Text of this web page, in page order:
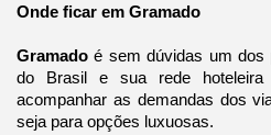
Onde ficar em Gramado
Gramado é sem dúvidas um dos
do Brasil e sua rede
acompanhar as demandas dos
seja para opções luxuosas.